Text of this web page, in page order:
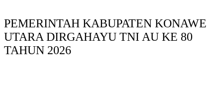
PEMERINTAH KABUPATEN KONAWE
UTARA DIRGAHAYU TNI AU KE 80
TAHUN 2026